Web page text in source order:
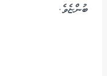
ބުންޏެވެ.